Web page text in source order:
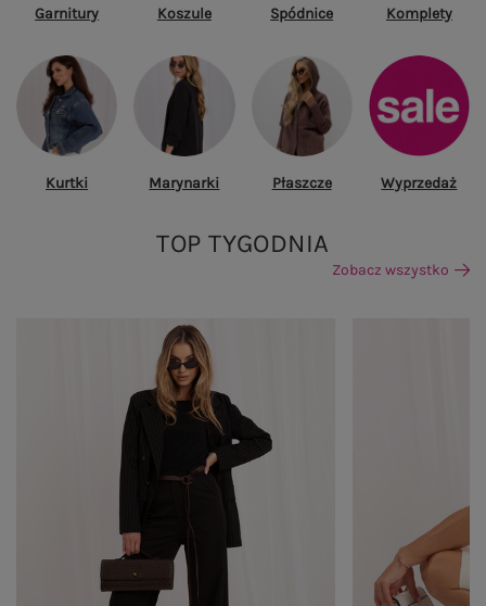
Garnitury Koszule Spódnice Komplety
Kurtki Marynarki Płaszcze Wyprzedaż
TOP TYGODNIA
Zobacz wszystko